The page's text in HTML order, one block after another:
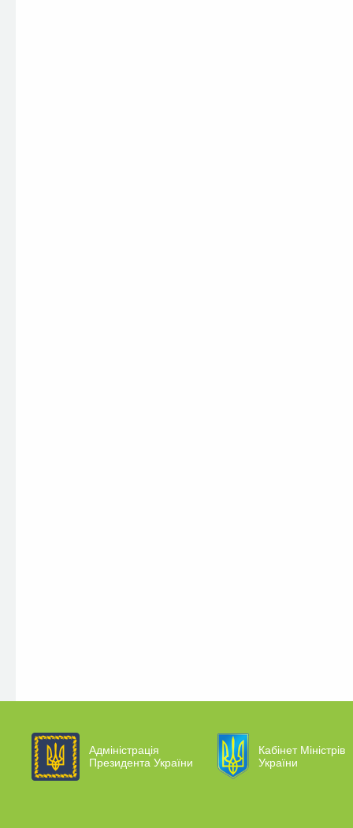
Адміністрація
Президента України
Кабінет Міністрів
України